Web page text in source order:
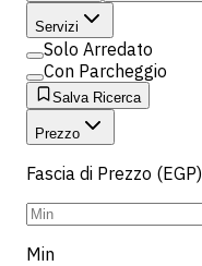
Servizi
Solo Arredato
Con Parcheggio
Salva Ricerca
Prezzo
Fascia di Prezzo (EGP)
Min